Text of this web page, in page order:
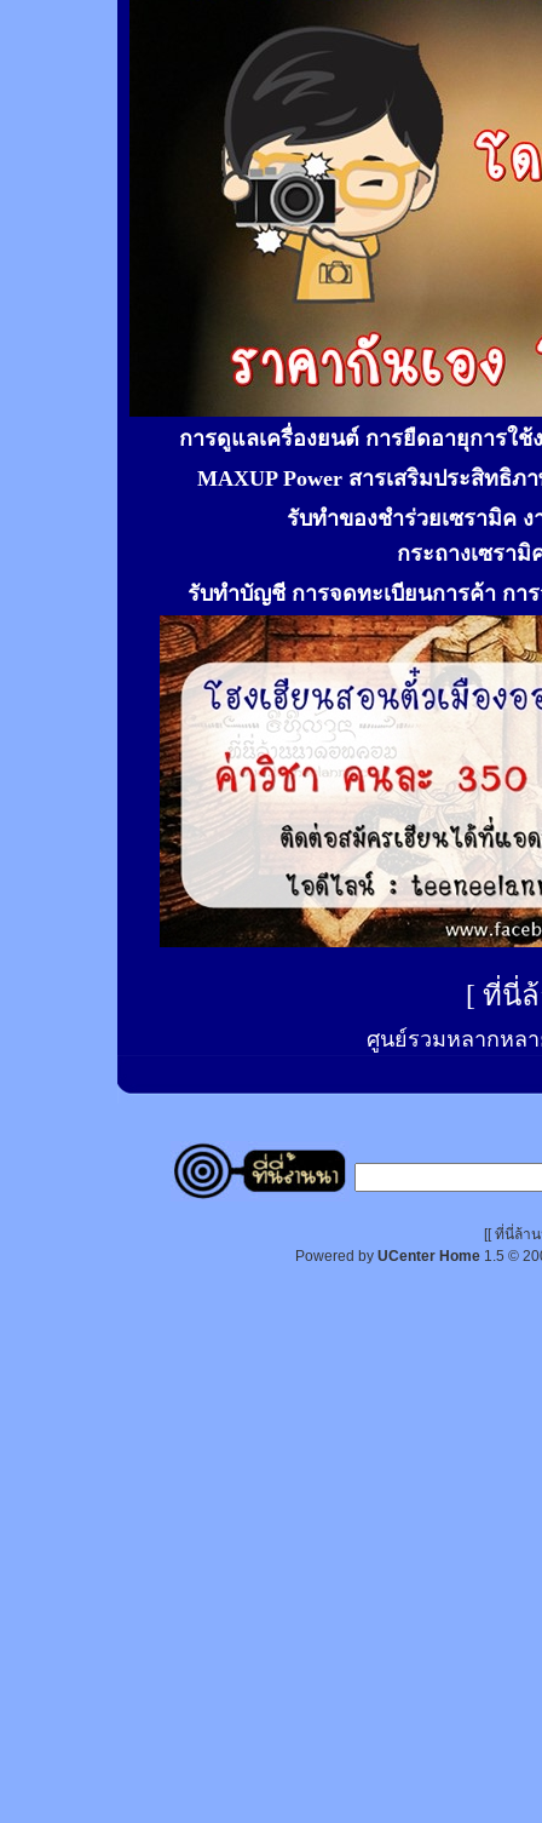
การดูแลเครื่องยนต์ การยืดอายุการใ
MAXUP Power สารเสริมประสิทธิ
รับทำของชำร่วยเซรามิค
กระถางเซรา
รับทำบัญชี การจดทะเบียนการค้า กา
[ ที่นี่
ศูนย์รวมหลากหลา
[[ ที่นี่ล้า
Powered by UCenter Home 1.5 ©